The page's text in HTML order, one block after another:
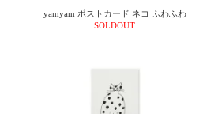
yamyam ポストカード ネコ ふわふわ
SOLDOUT